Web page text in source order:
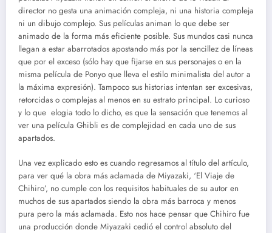
director no gesta una animación compleja, ni una historia compleja
ni un dibujo complejo. Sus películas animan lo que debe ser
animado de la forma más eficiente posible. Sus mundos casi nunca
llegan a estar abarrotados apostando más por la sencillez de líneas
que por el exceso (sólo hay que fijarse en sus personajes o en la
misma película de Ponyo que lleva el estilo minimalista del autor a
la máxima expresión). Tampoco sus historias intentan ser excesivas,
retorcidas o complejas al menos en su estrato principal. Lo curioso
y lo que elogia todo lo dicho, es que la sensación que tenemos al
ver una película Ghibli es de complejidad en cada uno de sus
apartados.
Una vez explicado esto es cuando regresamos al título del artículo,
para ver qué la obra más aclamada de Miyazaki, ‘El Viaje de
Chihiro’, no cumple con los requisitos habituales de su autor en
muchos de sus apartados siendo la obra más barroca y menos
pura pero la más aclamada. Esto nos hace pensar que Chihiro fue
una producción donde Miyazaki cedió el control absoluto del